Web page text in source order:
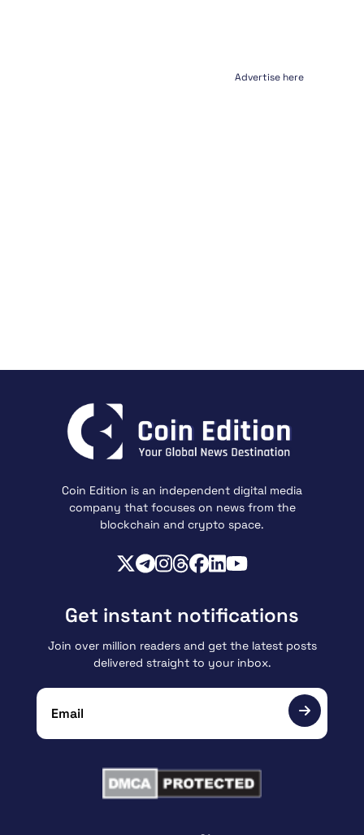
Advertise here
Coin Edition is an independent digital media
company that focuses on news from the
blockchain and crypto space.
Get instant notifications
Join over million readers and get the latest posts
delivered straight to your inbox.